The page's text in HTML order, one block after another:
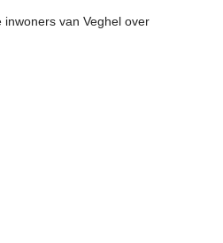
van Veghel over